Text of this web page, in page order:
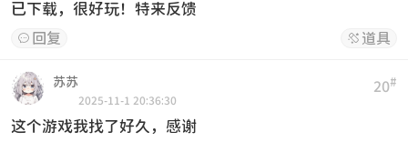
已下载，很好玩！特来反馈
 回复  道具
20#
苏苏
2025-11-1 20:36:30
这个游戏我找了好久，感谢